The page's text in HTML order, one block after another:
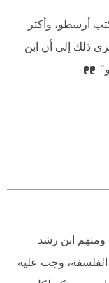
أرسطو، وأكثر
ذلك إلى أن ابن
ومنهم ابن رشد
وجب عليه